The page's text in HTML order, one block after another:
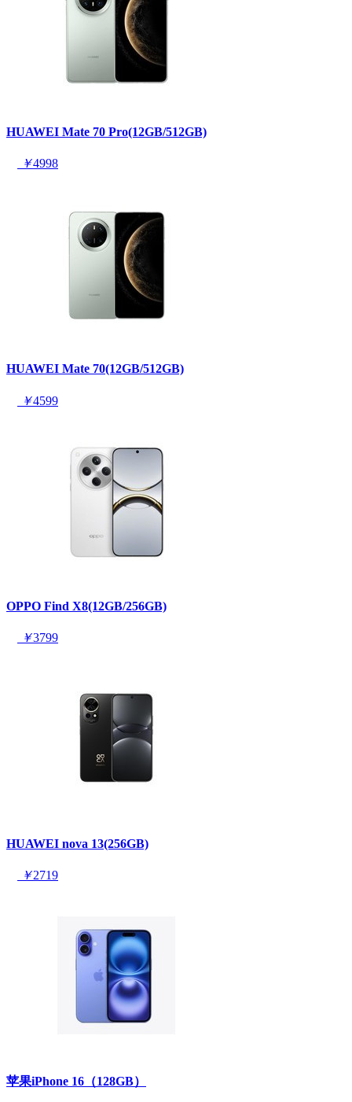
HUAWEI Mate 70 Pro(12GB/512GB)
￥4998
HUAWEI Mate 70(12GB/512GB)
￥4599
OPPO Find X8(12GB/256GB)
￥3799
HUAWEI nova 13(256GB)
￥2719
苹果iPhone 16（128GB）